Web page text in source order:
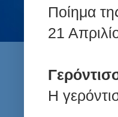
Ποίημα
21
Η